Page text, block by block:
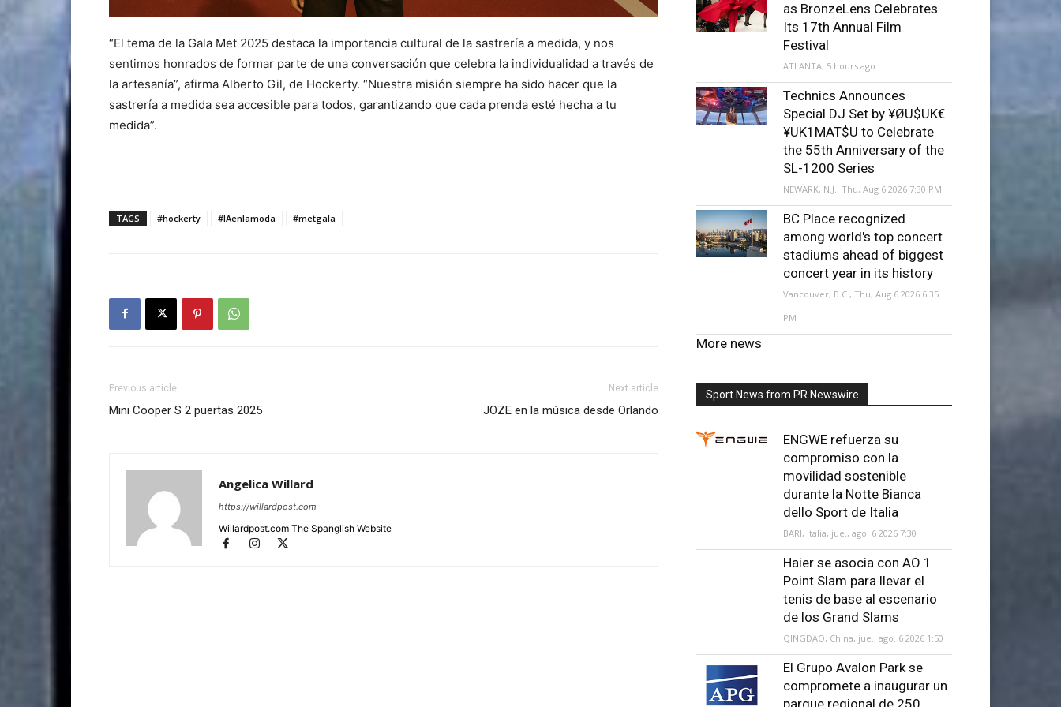
“El tema de la Gala Met 2025 destaca la importancia cultural de la sastrería a medida, y nos
sentimos honrados de formar parte de una conversación que celebra la individualidad a través de
la artesanía”, afirma Alberto Gil, de Hockerty. “Nuestra misión siempre ha sido hacer que la
sastrería a medida sea accesible para todos, garantizando que cada prenda esté hecha a tu
medida”.
TAGS #hockerty #IAenlamoda #metgala
Previous article
Mini Cooper S 2 puertas 2025
Next article
JOZE en la música desde Orlando
Angelica Willard
https://willardpost.com
Willardpost.com The Spanglish Website
as BronzeLens Celebrates
Its 17th Annual Film
Festival
ATLANTA, 5 hours ago
Technics Announces
Special DJ Set by ¥ØU$UK€
¥UK1MAT$U to Celebrate
the 55th Anniversary of the
SL-1200 Series
NEWARK, N.J., Thu, Aug 6 2026 7:30 PM
BC Place recognized
among world's top concert
stadiums ahead of biggest
concert year in its history
Vancouver, B.C., Thu, Aug 6 2026 6:35
PM
More news
Sport News from PR Newswire
ENGWE refuerza su
compromiso con la
movilidad sostenible
durante la Notte Bianca
dello Sport de Italia
BARI, Italia, jue., ago. 6 2026 7:30
Haier se asocia con AO 1
Point Slam para llevar el
tenis de base al escenario
de los Grand Slams
QINGDAO, China, jue., ago. 6 2026 1:50
El Grupo Avalon Park se
compromete a inaugurar un
parque regional de 250